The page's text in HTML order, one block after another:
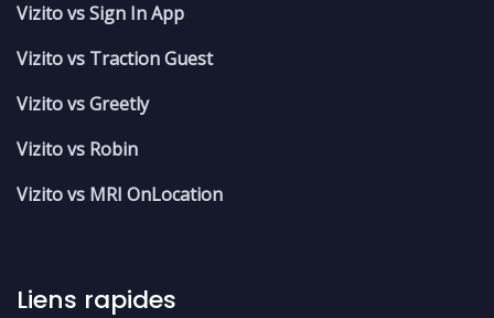
Vizito vs Sign In App
Vizito vs Traction Guest
Vizito vs Greetly
Vizito vs Robin
Vizito vs MRI OnLocation
Liens rapides